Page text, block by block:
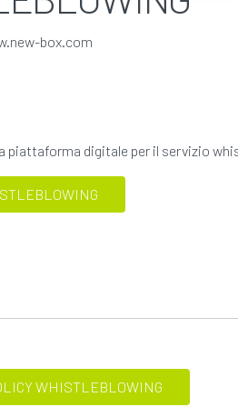
box.com
piattaforma digitale per il servizio
WHISTLEBLOWING